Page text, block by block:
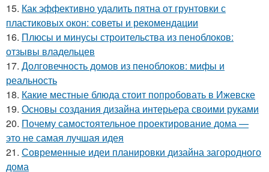
15. Как эффективно удалить пятна от грунтовки с
пластиковых окон: советы и рекомендации
16. Плюсы и минусы строительства из пеноблоков:
отзывы владельцев
17. Долговечность домов из пеноблоков: мифы и
реальность
18. Какие местные блюда стоит попробовать в Ижевске
19. Основы создания дизайна интерьера своими руками
20. Почему самостоятельное проектирование дома —
это не самая лучшая идея
21. Современные идеи планировки дизайна загородного
дома